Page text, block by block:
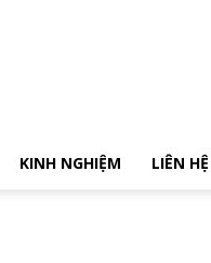
KINH NGHIỆM LIÊN HỆ